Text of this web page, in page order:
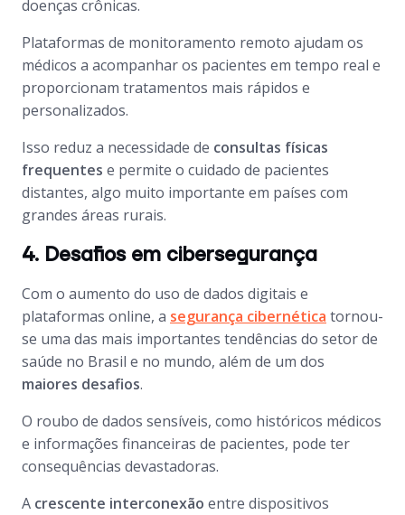
doenças crônicas.
Plataformas de monitoramento remoto ajudam os
médicos a acompanhar os pacientes em tempo real e
proporcionam tratamentos mais rápidos e
personalizados.
Isso reduz a necessidade de consultas físicas
frequentes e permite o cuidado de pacientes
distantes, algo muito importante em países com
grandes áreas rurais.
4. Desafios em cibersegurança
Com o aumento do uso de dados digitais e
plataformas online, a segurança cibernética tornou-
se uma das mais importantes tendências do setor de
saúde no Brasil e no mundo, além de um dos
maiores desafios.
O roubo de dados sensíveis, como históricos médicos
e informações financeiras de pacientes, pode ter
consequências devastadoras.
A crescente interconexão entre dispositivos